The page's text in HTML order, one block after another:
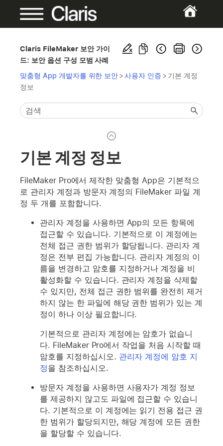
Claris FileMaker 보안 가이
드: 보안 옵션 구성 모범 사례
맞춤형 App 개발자를 위한 보안>사용자 인증 > 기본 계정
정보
기본 계정 정보
FileMaker Pro에서 제작한 맞춤형 App은 기본적으
로 관리자 계정과 방문자 계정의 FileMaker 파일 계
정 두 개를 포함합니다.
관리자 계정을 사용하면 App의 모든 항목에
접근할 수 있습니다. 기본적으로 이 계정에는
전체 접근 권한 범위가 할당됩니다. 관리자 계
정은 전부 편집 가능합니다. 관리자 계정의 이
름을 변경하고 암호를 지정하거나 계정을 비
활성화할 수 있습니다. 관리자 계정을 삭제할
수 있지만, 전체 접근 권한 범위를 완전히 제거
하지 않는 한 파일에 해당 권한 범위가 있는 계
정이 하나 이상 필요합니다.
기본적으로 관리자 계정에는 암호가 없습니
다. FileMaker Pro에서 작업을 처음 시작할 때
암호를 지정하십시오. 관리자 계정에 암호 지
정을 참조하십시오.
방문자 계정을 사용하면 사용자가 계정 정보
를 제공하지 않고도 파일에 접근할 수 있습니
다. 기본적으로 이 계정에는 읽기 전용 접근 권
한 범위가 할당되지만, 해당 계정에 모든 권한
을 할당할 수 있습니다.